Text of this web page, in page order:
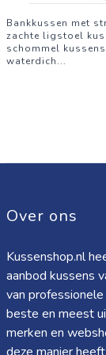
Bankkussen met
zachte ligstoel
schommel
waterdich...
Over ons
Kussenshop.nl
aanbod kussens
van
beste en meest
merken en